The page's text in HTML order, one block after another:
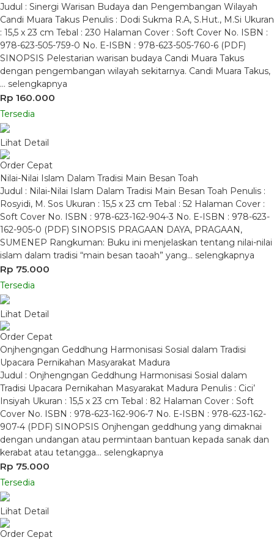
Judul : Sinergi Warisan Budaya dan Pengembangan Wilayah
Candi Muara Takus Penulis : Dodi Sukma R.A, S.Hut., M.Si Ukuran
: 15,5 x 23 cm Tebal : 230 Halaman Cover : Soft Cover No. ISBN :
978-623-505-759-0 No. E-ISBN : 978-623-505-760-6 (PDF)
SINOPSIS Pelestarian warisan budaya Candi Muara Takus
dengan pengembangan wilayah sekitarnya. Candi Muara Takus,
… selengkapnya
Rp 160.000
Tersedia
Lihat Detail
Order Cepat
Nilai-Nilai Islam Dalam Tradisi Main Besan Toah
Judul : Nilai-Nilai Islam Dalam Tradisi Main Besan Toah Penulis :
Rosyidi, M. Sos Ukuran : 15,5 x 23 cm Tebal : 52 Halaman Cover :
Soft Cover No. ISBN : 978-623-162-904-3 No. E-ISBN : 978-623-
162-905-0 (PDF) SINOPSIS PRAGAAN DAYA, PRAGAAN,
SUMENEP Rangkuman: Buku ini menjelaskan tentang nilai-nilai
islam dalam tradisi “main besan taoah” yang… selengkapnya
Rp 75.000
Tersedia
Lihat Detail
Order Cepat
Onjhengngan Geddhung Harmonisasi Sosial dalam Tradisi
Upacara Pernikahan Masyarakat Madura
Judul : Onjhengngan Geddhung Harmonisasi Sosial dalam
Tradisi Upacara Pernikahan Masyarakat Madura Penulis : Cici’
Insiyah Ukuran : 15,5 x 23 cm Tebal : 82 Halaman Cover : Soft
Cover No. ISBN : 978-623-162-906-7 No. E-ISBN : 978-623-162-
907-4 (PDF) SINOPSIS Onjhengan geddhung yang dimaknai
dengan undangan atau permintaan bantuan kepada sanak dan
kerabat atau tetangga… selengkapnya
Rp 75.000
Tersedia
Lihat Detail
Order Cepat